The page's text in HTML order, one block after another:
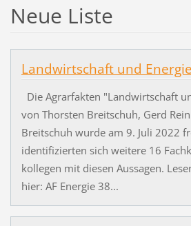
Neue Liste
Landwirtschaft und
Die Agrarfakten "Landwirtschaft
von Thorsten Breitschuh, Gerd
Breitschuh wurde am 9. Juli 2022
identifizierten sich weitere 16
kollegen mit diesen Aussagen.
hier: AF Energie 38...